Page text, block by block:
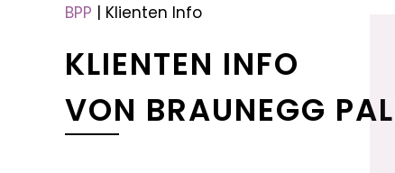
BPP | Klienten Info
KLIENTEN INFO
VON BRAUNEGG